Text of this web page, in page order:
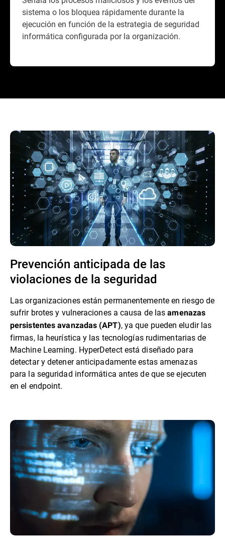
sistema o los bloquea rápidamente durante la
ejecución en función de la estrategia de seguridad
informática configurada por la organización.
Prevención anticipada de las
violaciones de la seguridad
Las organizaciones están permanentemente en riesgo de
sufrir brotes y vulneraciones a causa de lasamenazas
persistentes avanzadas (APT), ya que pueden eludir las
firmas, la heurística y las tecnologías rudimentarias de
Machine Learning. HyperDetect está diseñado para
detectar y detener anticipadamente estas amenazas
para la seguridad informática antes de que se ejecuten
en el endpoint.